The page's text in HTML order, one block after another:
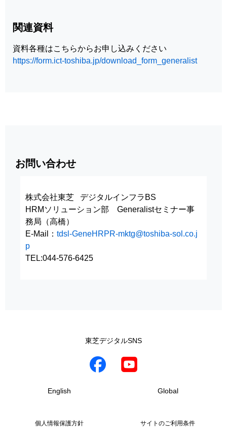
関連資料
資料各種はこちらからお申し込みください
https://form.ict-toshiba.jp/download_form_generalist
お問い合わせ
株式会社東芝 デジタルインフラBS
HRMソリューション部 Generalistセミナー事
務局（高橋）
E-Mail： tdsl-GeneHRPR-mktg@toshiba-sol.co.j
p
TEL:044-576-6425
東芝デジタルSNS
English Global
個人情報保護方針 サイトのご利用条件